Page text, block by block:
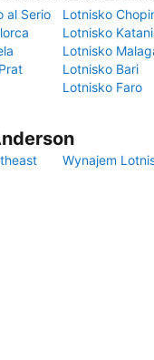
al Serio
Lotnisko
Lotnisko
Lotnisko
Lotnisko Bari
Lotnisko Faro
Wynajem